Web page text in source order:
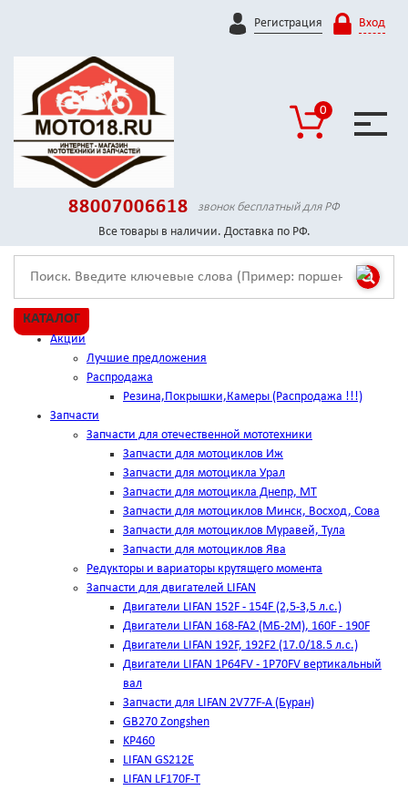
Регистрация Вход
0
88007006618
звонок бесплатный для РФ
Все товары в наличии. Доставка по РФ.
КАТАЛОГ
Акции
Лучшие предложения
Распродажа
Резина,Покрышки,Камеры (Распродажа !!!)
Запчасти
Запчасти для отечественной мототехники
Запчасти для мотоциклов Иж
Запчасти для мотоцикла Урал
Запчасти для мотоцикла Днепр, МТ
Запчасти для мотоциклов Минск, Восход, Сова
Запчасти для мотоциклов Муравей, Тула
Запчасти для мотоциклов Ява
Редукторы и вариаторы крутящего момента
Запчасти для двигателей LIFAN
Двигатели LIFAN 152F - 154F (2,5-3,5 л.с.)
Двигатели LIFAN 168-FA2 (МБ-2М), 160F - 190F
Двигатели LIFAN 192F, 192F2 (17.0/18.5 л.с.)
Двигатели LIFAN 1Р64FV - 1Р70FV вертикальный
вал
Запчасти для LIFAN 2V77F-A (Буран)
GB270 Zongshen
KP460
LIFAN GS212E
LIFAN LF170F-T